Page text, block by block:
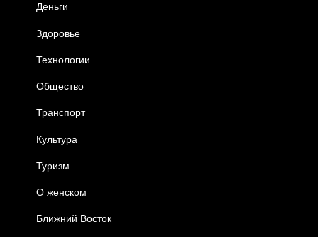
Деньги
Здоровье
Технологии
Общество
Транспорт
Культура
Туризм
О женском
Ближний Восток